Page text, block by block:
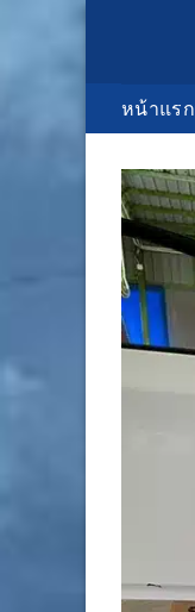
หน้าแรก